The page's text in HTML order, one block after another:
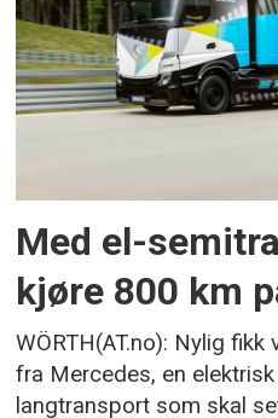
Med el-
kjøre 800 km
WÖRTH(AT.no): Nylig
fra Mercedes, en
langtransport som skal